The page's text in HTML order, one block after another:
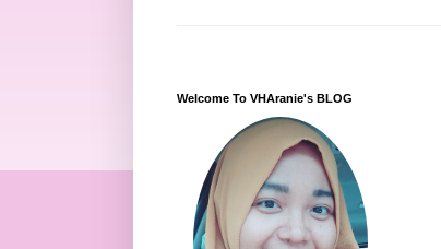
Welcome To VHAranie's BLOG